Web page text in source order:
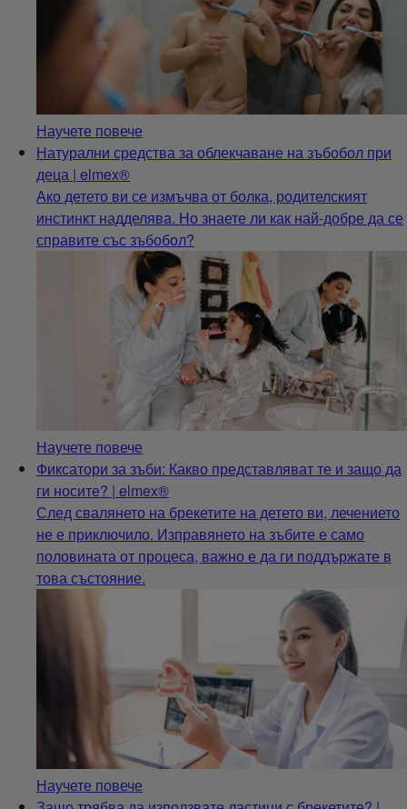
Научете повече
Натурални средства за облекчаване на зъбобол при
деца | elmex®
Ако детето ви се измъчва от болка, родителският
инстинкт надделява. Но знаете ли как най-добре да се
справите със зъбобол?
Научете повече
Фиксатори за зъби: Какво представляват те и защо да
ги носите? | elmex®
След свалянето на брекетите на детето ви, лечението
не е приключило. Изправянето на зъбите е само
половината от процеса, важно е да ги поддържате в
това състояние.
Научете повече